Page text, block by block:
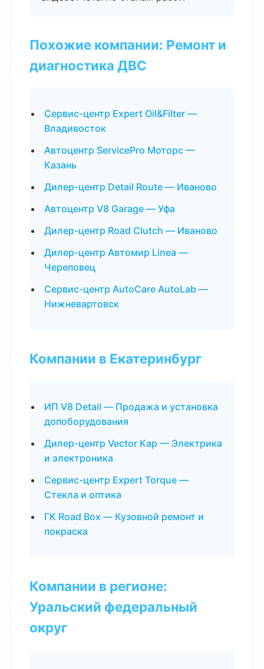
Похожие компании: Ремонт и
диагностика ДВС
Сервис-центр Expert Oil&Filter —
Владивосток
Автоцентр ServicePro Моторс —
Казань
Дилер-центр Detail Route — Иваново
Автоцентр V8 Garage — Уфа
Дилер-центр Road Clutch — Иваново
Дилер-центр Автомир Linea —
Череповец
Сервис-центр AutoCare AutoLab —
Нижневартовск
Компании в Екатеринбург
ИП V8 Detail — Продажа и установка
допоборудования
Дилер-центр Vector Кар — Электрика
и электроника
Сервис-центр Expert Torque —
Стекла и оптика
ГК Road Box — Кузовной ремонт и
покраска
Компании в регионе:
Уральский федеральный
округ